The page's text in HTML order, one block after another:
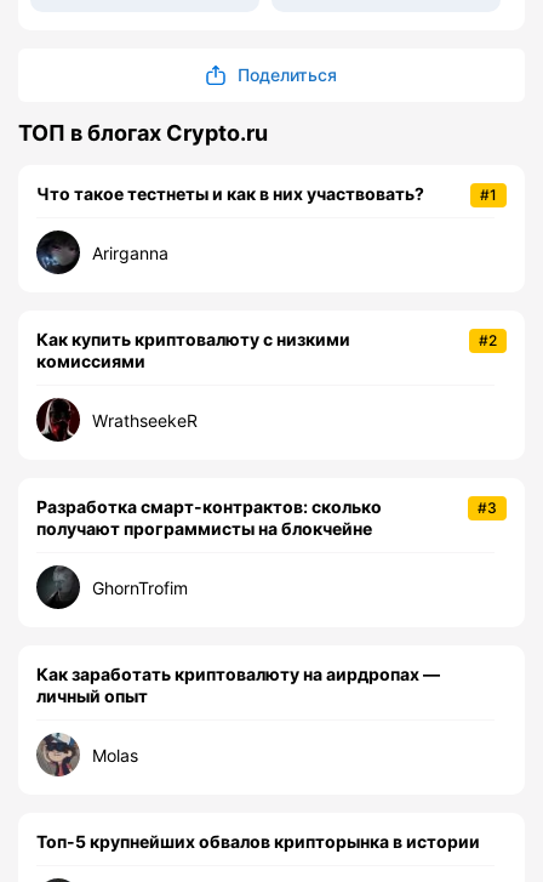
Поделиться
ТОП в блогах Crypto.ru
#1
Что такое тестнеты и как в них участвовать?
Arirganna
#2
Как купить криптовалюту с низкими
комиссиями
WrathseekeR
#3
Разработка смарт-контрактов: сколько
получают программисты на блокчейне
GhornTrofim
Как заработать криптовалюту на аирдропах —
личный опыт
Molas
Топ-5 крупнейших обвалов крипторынка в истории